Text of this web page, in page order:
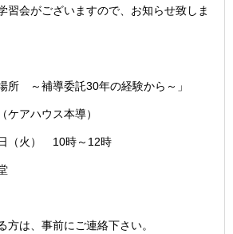
習会がございますので、お知らせ致しま
所 ～補導委託30年の経験から～」
アハウス本導）
（火） 10時～12時
は、事前にご連絡下さい。